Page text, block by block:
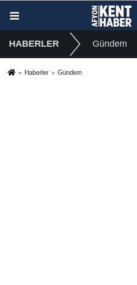
HABERLER Gündem
Haberler Gündem